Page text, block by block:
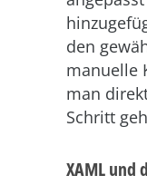
den
manuelle
man
Schritt
XAML und